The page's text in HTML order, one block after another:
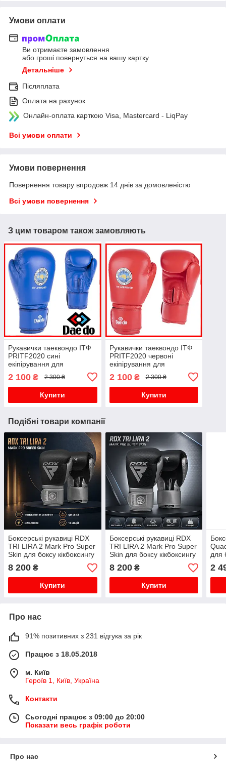
Умови оплати
Ви отримаєте замовлення
або гроші повернуться на вашу картку
Детальніше
Післяплата
Оплата на рахунок
Онлайн-оплата карткою Visa, Mastercard - LiqPay
Всі умови оплати
Умови повернення
Повернення товару впродовж 14 днів за домовленістю
Всі умови повернення
З цим товаром також замовляють
Рукавички таеквондо ІТФ
PRITF2020 сині
екіпірування для
тхеквондо ITF поліуретан
2 100 ₴ 2 300 ₴
Купити
Рукавички таеквондо ІТФ
PRITF2020 червоні
екіпірування для
тхеквондо ITF поліуретан
2 100₴ 2 300 ₴
Купити
Подібні товари компанії
Боксерські рукавиці RDX
TRI LIRA 2 Mark Pro Super
Skin для боксу кікбоксингу
тренувань і спарингів Max-
Shock Quick-EZ 10 унцій
8 200 ₴
Купити
Боксерські рукавиці RDX
TRI LIRA 2 Mark Pro Super
Skin для боксу кікбоксингу
тренувань і спарингів Max-
Shock Quick-EZ 16 унцій
8 200₴
Купити
для
2
Про нас
91% позитивних з 231 відгука за рік
Працює з 18.05.2018
м. Київ
Героїв 1, Київ, Україна
Контакти
Сьогодні працює з 09:00 до 20:00
Показати весь графік роботи
Про нас